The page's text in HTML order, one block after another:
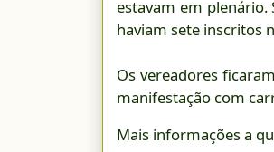
estavam em plenário.
haviam sete inscritos
Os vereadores
manifestação com
Mais informações a